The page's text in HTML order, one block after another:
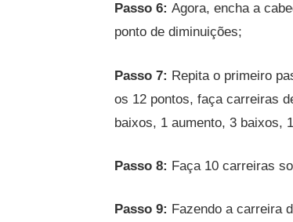
Passo 6: Agora, encha a
ponto de diminuições;
Passo 7: Repita o primeiro
os 12 pontos, faça carreiras
baixos, 1 aumento, 3 baixos,
Passo 8: Faça 10 carreiras
Passo 9: Fazendo a carreira